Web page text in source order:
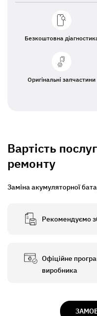
Безкоштовна
Оригінальні запчастини
Вартість
ремонту
Заміна акумуляторної
Рекомендуємо
Офіційне
виробника